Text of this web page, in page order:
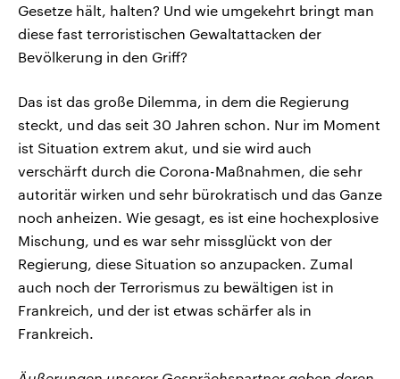
Gesetze hält, halten? Und wie umgekehrt bringt man
diese fast terroristischen Gewaltattacken der
Bevölkerung in den Griff?
Das ist das große Dilemma, in dem die Regierung
steckt, und das seit 30 Jahren schon. Nur im Moment
ist Situation extrem akut, und sie wird auch
verschärft durch die Corona-Maßnahmen, die sehr
autoritär wirken und sehr bürokratisch und das Ganze
noch anheizen. Wie gesagt, es ist eine hochexplosive
Mischung, und es war sehr missglückt von der
Regierung, diese Situation so anzupacken. Zumal
auch noch der Terrorismus zu bewältigen ist in
Frankreich, und der ist etwas schärfer als in
Frankreich.